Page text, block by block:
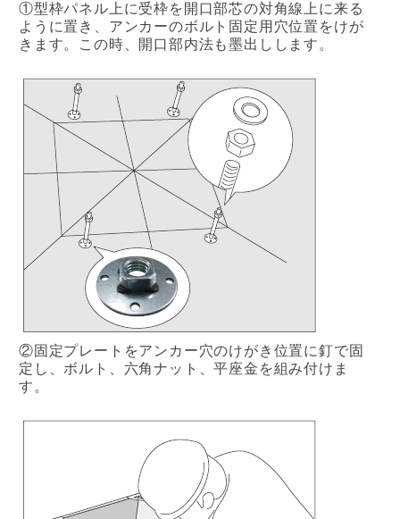
①型枠パネル上に受枠を開口部芯の対角線上に来る
ように置き、アンカーのボルト固定用穴位置をけが
きます。この時、開口部内法も墨出しします。
②固定プレートをアンカー穴のけがき位置に釘で固
定し、ボルト、六角ナット、平座金を組み付けま
す。